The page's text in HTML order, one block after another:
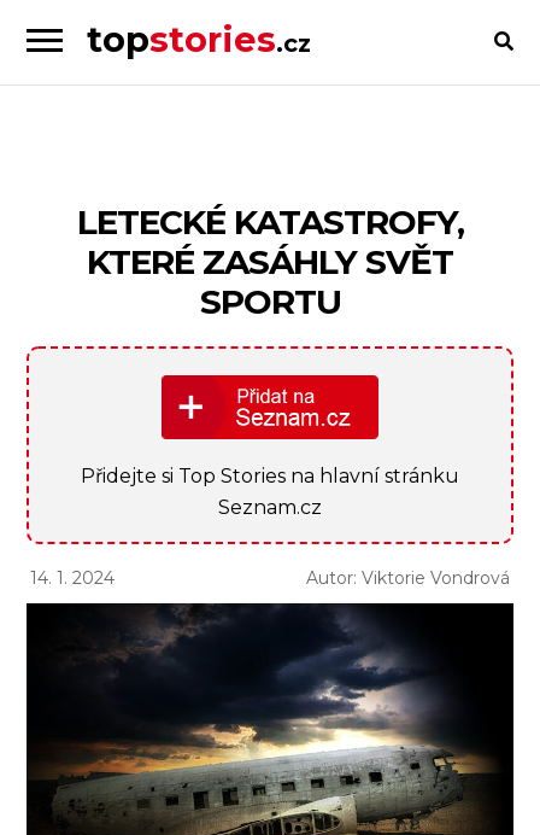
Skip
to
Skip
to
topstories.cz
lidi
LETECKÉ KATASTROFY,
KTERÉ ZASÁHLY SVĚT
SPORTU
Přidejte si Top Stories na hlavní stránku
Seznam.cz
14. 1. 2024 Autor: Viktorie Vondrová